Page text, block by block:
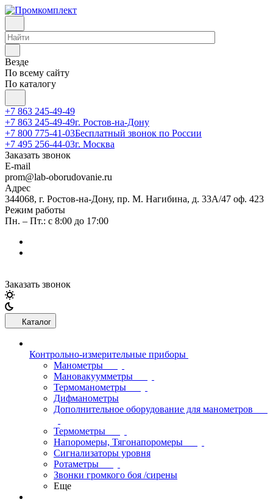
Везде
По всему сайту
По каталогу
+7 863 245-49-49
+7 863 245-49-49г. Ростов-на-Дону
+7 800 775-41-03Бесплатный звонок по России
+7 495 256-44-03г. Москва
Заказать звонок
E-mail
prom@lab-oborudovanie.ru
Адрес
344068, г. Ростов-на-Дону, пр. М. Нагибина, д. 33А/47 оф. 423
Режим работы
Пн. – Пт.: с 8:00 до 17:00
Заказать звонок
Каталог
Контрольно-измерительные приборы
Манометры
Мановакуумметры
Термоманометры
Дифманометры
Дополнительное оборудование для манометров
Термометры
Напоромеры, Тягонапоромеры
Сигнализаторы уровня
Ротаметры
Звонки громкого боя /сирены
Еще